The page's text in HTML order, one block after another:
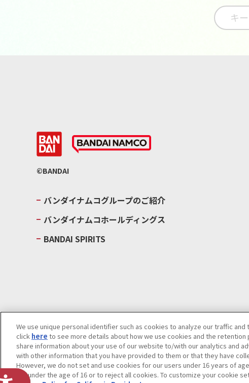
©BANDAI
バンダイナムコグループのご紹介
バンダイナムコホールディングス
BANDAI SPIRITS
ウェブサイトご利用条件ソーシャルメディアポリシー個人情報及び特定
Do Not Sell or Share My Personal Information著作権・商標についてカス
We use unique personal identifier such as cookies to analyze our traffic
click here to see more details about how we use cookies and the retention
share information about your use of our website to/with our analytics and
with other information that you have provided to them or that they have
However, we do not set and use cookies for our users under 16 years of
are under the age of 16 or to reject all cookies. To customize your cookie